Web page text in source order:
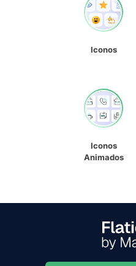
Iconos
Iconos
Animados